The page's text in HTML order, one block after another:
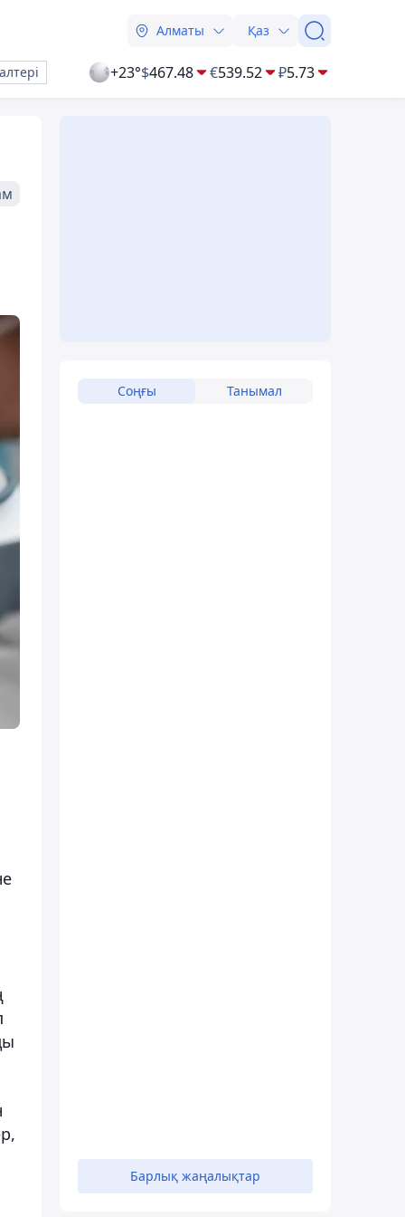
Алматы Қаз
+23°$467.48 €539.52 ₽5.73
Соңғы Танымал
Барлық жаңалықтар